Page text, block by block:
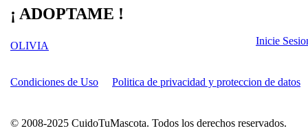
¡ ADOPTAME !
OLIVIA Inicie
Condiciones de Uso Politica de privacidad y proteccion de datos
© 2008-2025 CuidoTuMascota. Todos los derechos reservados.